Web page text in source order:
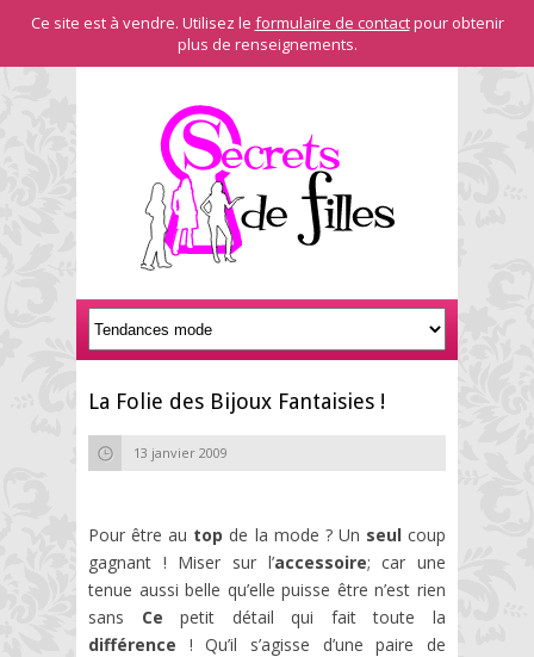
Ce site est à vendre. Utilisez le formulaire de contactpour obtenir
plus de renseignements.
La Folie des Bijoux Fantaisies !
13 janvier 2009
Pour être au top de la mode ? Un seulcoup
gagnant ! Miser sur l’accessoire; car une
tenue aussi belle qu’elle puisse être n’est rien
sans Ce petit détail qui fait toute la
différence ! Qu’il s’agisse d’une paire de